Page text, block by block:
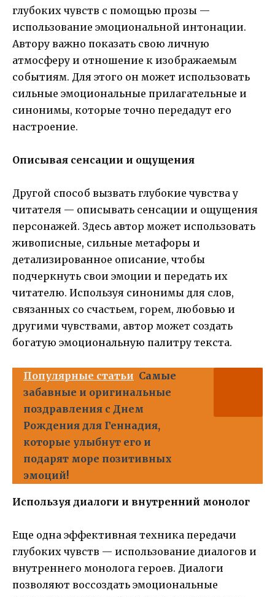
глубоких чувств с помощью прозы —
использование эмоциональной интонации.
Автору важно показать свою личную
атмосферу и отношение к изображаемым
событиям. Для этого он может использовать
сильные эмоциональные прилагательные и
синонимы, которые точно передадут его
настроение.
Описывая сенсации и ощущения
Другой способ вызвать глубокие чувства у
читателя — описывать сенсации и ощущения
персонажей. Здесь автор может использовать
живописные, сильные метафоры и
детализированное описание, чтобы
подчеркнуть свои эмоции и передать их
читателю. Используя синонимы для слов,
связанных со счастьем, горем, любовью и
другими чувствами, автор может создать
богатую эмоциональную палитру текста.
Популярные статьи Самые
забавные и оригинальные
поздравления с Днем
Рождения для Геннадия,
которые улыбнут его и
подарят море позитивных
эмоций!
Используя диалоги и внутренний монолог
Еще одна эффективная техника передачи
глубоких чувств — использование диалогов и
внутреннего монолога героев. Диалоги
позволяют воссоздать эмоциональные